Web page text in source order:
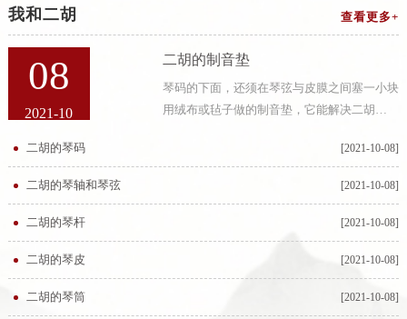
我和二胡 查看更多+
08
2021-10
二胡的制音垫
琴码的下面，还须在琴弦与皮膜之间塞一小块
用绒布或毡子做的制音垫，它能解决二胡
满，制音垫的薄厚、大小要适中，过厚则影响
二胡的琴码 [2021-10-08]
二胡的琴轴和琴弦 [2021-10-08]
二胡的琴杆 [2021-10-08]
二胡的琴皮 [2021-10-08]
二胡的琴筒 [2021-10-08]